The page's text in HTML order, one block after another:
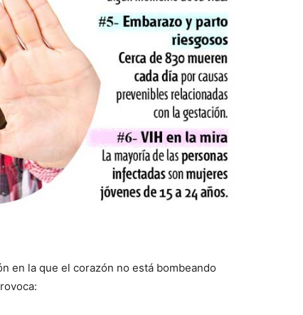
en la que el corazón no está bombeando